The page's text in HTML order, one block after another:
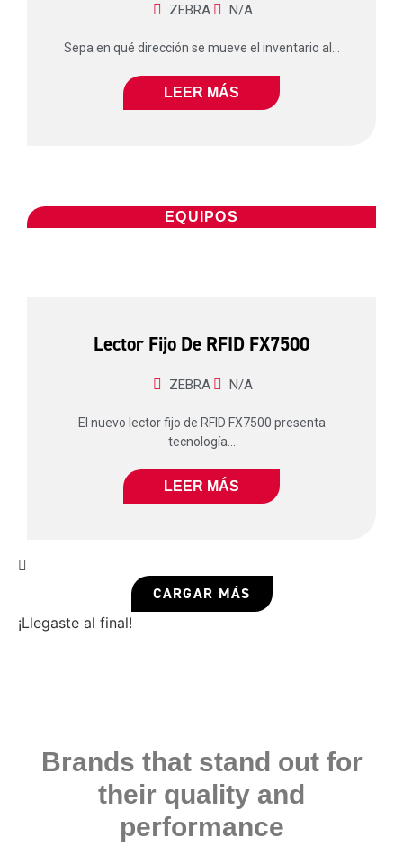
ZEBRA N/A
Sepa en qué dirección se mueve el inventario al...
LEER MÁS
EQUIPOS
Lector Fijo De RFID FX7500
ZEBRA N/A
El nuevo lector fijo de RFID FX7500 presenta
tecnología...
LEER MÁS
CARGAR MÁS
¡Llegaste al final!
Brands that stand out for
their quality and
performance